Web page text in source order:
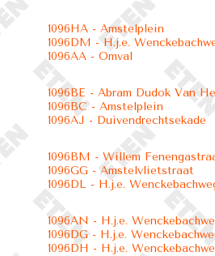
1096HA - Amstelplein
1096DM - H.j.e.
1096AA - Omval
1096BE - Abram Dudok Van
1096BC - Amstelplein
1096AJ - Duivendrechtsekade
1096BM - Willem
1096GG - Amstelvlietstraat
1096DL - H.j.e.
1096AN - H.j.e.
1096DG - H.j.e.
1096DH - H.j.e.